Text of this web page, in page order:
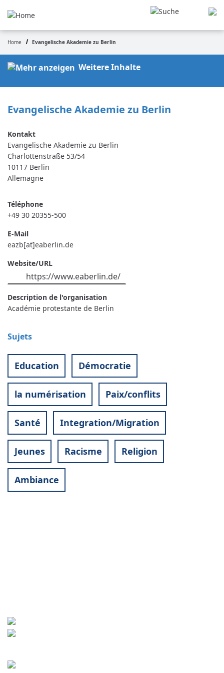
au
principal
Fil
d'Ariane
Home Evangelische Akademie zu Berlin
Weitere Inhalte
Evangelische Akademie zu Berlin
Evangelische Akademie zu Berlin
Charlottenstraße 53/54
10117 Berlin
Allemagne
Téléphone
+49 30 20355-500
E-Mail
eazb[at]eaberlin.de
Website/URL
https://www.eaberlin.de/
Description de l'organisation
Académie protestante de Berlin
Sujets
Education Démocratie
la numérisation Paix/conflits
Santé Integration/Migration
Jeunes Racisme Religion
Ambiance